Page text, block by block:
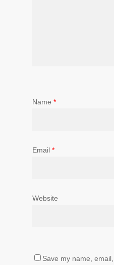
Name *
Email *
Website
Save my name,